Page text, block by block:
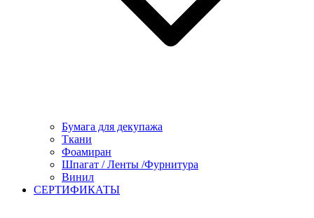
Бумага для декупажа
Ткани
Фоамиран
Шпагат / Ленты /Фурнитура
Винил
СЕРТИФИКАТЫ